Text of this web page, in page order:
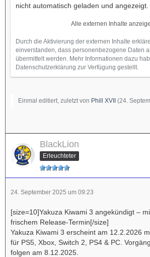
nicht automatisch geladen und angezeigt.
Alle externen Inhalte
Durch die Aktivierung der externen Inhalte
einverstanden, dass personenbezogene Daten
übermittelt werden. Mehr Informationen dazu
Datenschutzerklärung zur Verfügung gestellt.
Einmal editiert, zuletzt von Phill XVII (24.
BlackLion
Erleuchteter
24. September 2025 um 09:23
[size=10]Yakuza Kiwami 3 angekündigt –
frischem Release-Termin[/size]
Yakuza Kiwami 3 erscheint am 12.2.2026
für PS5, Xbox, Switch 2, PS4 & PC.
folgen am 8.12.2025.